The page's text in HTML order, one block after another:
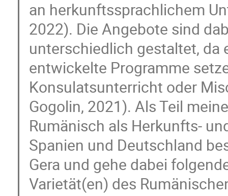
an herkunftssprachlichem
2022). Die Angebote sind
unterschiedlich gestaltet, da
entwickelte Programme
Konsulatsunterricht oder
Gogolin, 2021). Als Teil
Rumänisch als Herkunfts-
Spanien und Deutschland
Gera und gehe dabei
Varietät(en) des